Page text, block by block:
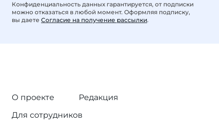
Конфиденциальность данных гарантируется, от подписки
можно отказаться в любой момент. Оформляя подписку,
вы даете Согласие на получение рассылки.
О проекте
Редакция
Для сотрудников